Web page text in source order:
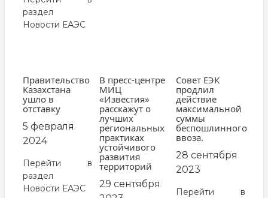
раздел
Новости ЕАЭС
Правительство
Казахстана
ушло в
отставку
5 февраля
2024
Перейти в
раздел
Новости ЕАЭС
В пресс-центре
МИЦ
«Известия»
расскажут о
лучших
региональных
практиках
устойчивого
развития
территорий
29 сентября
Совет ЕЭК
продлил
действие
максимальной
суммы
беспошлинного
ввоза.
28 сентября
2023
Перейти в